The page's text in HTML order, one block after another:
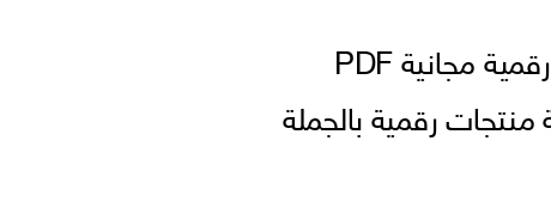
منتجات رقمية قابلة لاعادة البيع مجاناً موردين منتجات رقمية منتجات رقمية مجانية PDF
رقمية بالجملة